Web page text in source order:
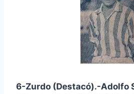
6-Zurdo (Destacó).-Adolfo